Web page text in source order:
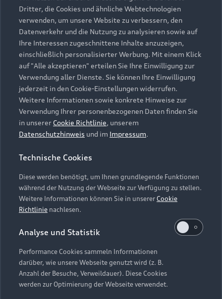
Alle Modelle
Modelle vergleichen
Elektromodelle
Plug-in-Hybride
Neuwagensuche
Gebrauchtwagensuche
Gebrauchtwagen
Finanzierung
Aktionen & Angebote
Geschäftskunden
Service & Zubehör
Saisonale Angebote
Audi Services
Garantie
Audi digital services
myAudi
Support
Kundenservice
Händlersuche
Audi Code
Online-Terminvereinbarung
Servicekontakt
Vertrag widerrufen
Über Audi
Unternehmen
Karriere
Investor Relations
Presse & Media Center
Datenschutz
Audi erleben
Newsletter
Impressum Rechtliches
Hinweisgebersystem
Datenschutzinformation
Cookie-Einstellungen
Cookie-Richtlinie
Barrierefreiheit
Hinweis: Die aktuelle Darstellung und Anordnung der
Embleme am Fahrzeug bei allen Abbildungen auf dieser
Webseite kann abweichen.
Dritter, die Cookies und ähnliche Webtechnologien
verwenden, um unsere Website zu verbessern, den
Datenverkehr und die Nutzung zu analysieren sowie auf
Ihre Interessen zugeschnittene Inhalte anzuzeigen,
einschließlich personalisierter Werbung. Mit einem Klick
auf "Alle akzeptieren" erteilen Sie Ihre Einwilligung zur
Verwendung aller Dienste. Sie können Ihre Einwilligung
jederzeit in den Cookie-Einstellungen widerrufen.
Weitere Informationen sowie konkrete Hinweise zur
Verwendung Ihrer personenbezogenen Daten finden Sie
in unserer Cookie Richtlinie, unserem
Datenschutzhinweis und im Impressum.
Technische Cookies
Diese werden benötigt, um Ihnen grundlegende Funktionen
während der Nutzung der Webseite zur Verfügung zu stellen.
Weitere Informationen können Sie in unsererCookie
Richtlinie nachlesen.
Analyse und Statistik
Performance Cookies sammeln Informationen
darüber, wie unsere Webseite genutzt wird (z. B.
Anzahl der Besuche, Verweildauer). Diese Cookies
werden zur Optimierung der Webseite verwendet.